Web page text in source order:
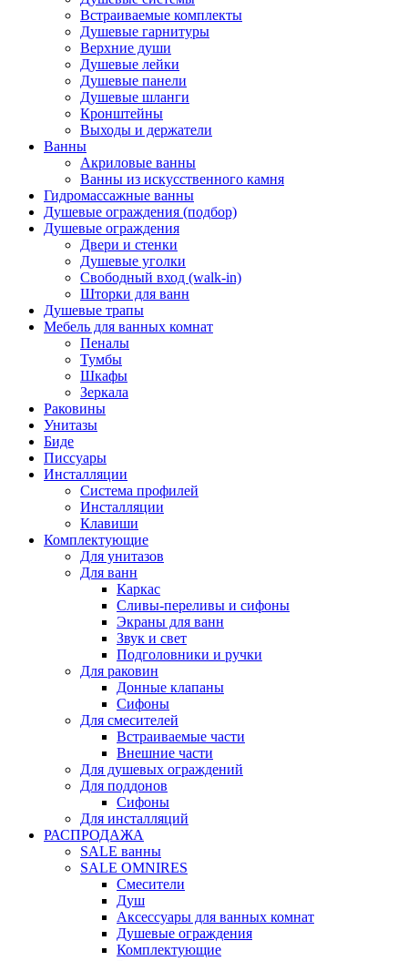
Встраиваемые комплекты
Душевые гарнитуры
Верхние души
Душевые лейки
Душевые панели
Душевые шланги
Кронштейны
Выходы и держатели
Ванны
Акриловые ванны
Ванны из искусственного камня
Гидромассажные ванны
Душевые ограждения (подбор)
Душевые ограждения
Двери и стенки
Душевые уголки
Свободный вход (walk-in)
Шторки для ванн
Душевые трапы
Мебель для ванных комнат
Пеналы
Тумбы
Шкафы
Зеркала
Раковины
Унитазы
Биде
Писсуары
Инсталляции
Система профилей
Инсталляции
Клавиши
Комплектующие
Для унитазов
Для ванн
Каркас
Сливы-переливы и сифоны
Экраны для ванн
Звук и свет
Подголовники и ручки
Для раковин
Донные клапаны
Сифоны
Для смесителей
Встраиваемые части
Внешние части
Для душевых ограждений
Для поддонов
Сифоны
Для инсталляций
РАСПРОДАЖА
SALE ванны
SALE OMNIRES
Смесители
Душ
Аксессуары для ванных комнат
Душевые ограждения
Комплектующие